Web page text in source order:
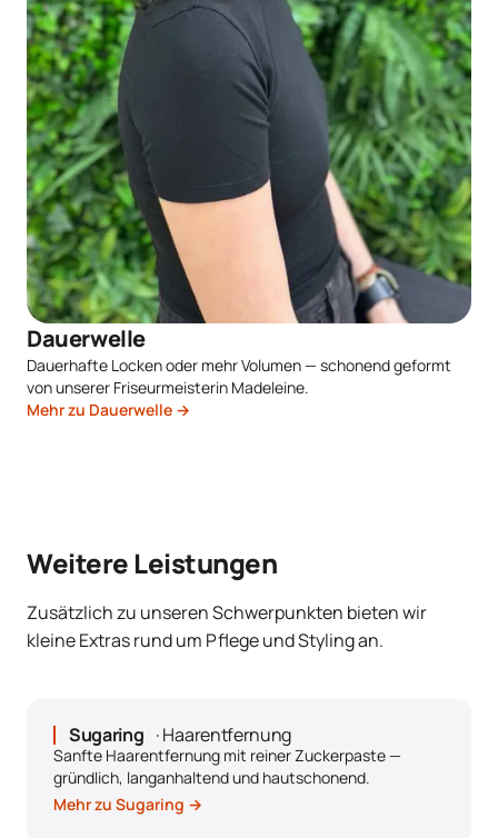
Dauerwelle
Dauerhafte Locken oder mehr Volumen — schonend geformt
von unserer Friseurmeisterin Madeleine.
Mehr zu Dauerwelle →
Weitere Leistungen
Zusätzlich zu unseren Schwerpunkten bieten wir
kleine Extras rund um Pflege und Styling an.
Sugaring · Haarentfernung
Sanfte Haarentfernung mit reiner Zuckerpaste —
gründlich, langanhaltend und hautschonend.
Mehr zu Sugaring →